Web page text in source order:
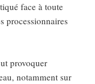
face à toute
processionnaires
provoquer
notamment sur